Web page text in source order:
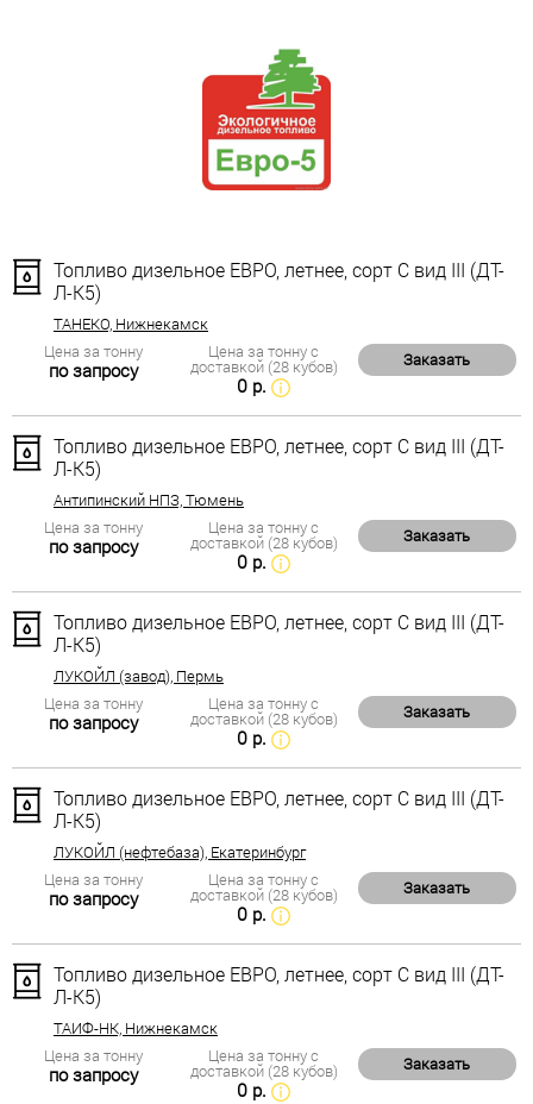
Топливо дизельное ЕВРО, летнее, сорт С вид III (ДТ-
Л-К5)
ТАНЕКО, Нижнекамск
Цена за тонну
по запросу
Цена за тонну с
доставкой (28 кубов)
0 р.
Заказать
Топливо дизельное ЕВРО, летнее, сорт С вид III (ДТ-
Л-К5)
Антипинский НПЗ, Тюмень
Цена за тонну
по запросу
Цена за тонну с
доставкой (28 кубов)
0 р.
Заказать
Топливо дизельное ЕВРО, летнее, сорт С вид III (ДТ-
Л-К5)
ЛУКОЙЛ (завод), Пермь
Цена за тонну
по запросу
Цена за тонну с
доставкой (28 кубов)
0 р.
Заказать
Топливо дизельное ЕВРО, летнее, сорт С вид III (ДТ-
Л-К5)
ЛУКОЙЛ (нефтебаза), Екатеринбург
Цена за тонну
по запросу
Цена за тонну с
доставкой (28 кубов)
0 р.
Заказать
Топливо дизельное ЕВРО, летнее, сорт С вид III (ДТ-
Л-К5)
ТАИФ-НК, Нижнекамск
Цена за тонну
по запросу
Цена за тонну с
доставкой (28 кубов)
0 р.
Заказать